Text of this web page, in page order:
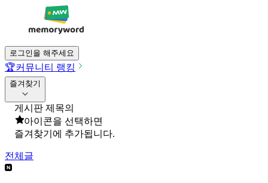
로그인을 해주세요
🏆커뮤니티 랭킹
즐겨찾기
게시판 제목의
아이콘을 선택하면
즐겨찾기에 추가됩니다.
전체글